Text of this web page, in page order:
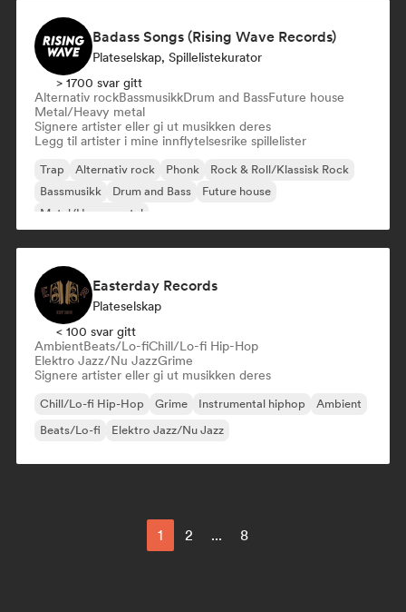
Badass Songs (Rising Wave Records)
Plateselskap, Spillelistekurator
> 1700 svar gitt
Alternativ rockBassmusikkDrum and BassFuture house
Metal/Heavy metal
Signere artister eller gi ut musikken deres
Legg til artister i mine innflytelsesrike spillelister
Trap Alternativ rock Phonk
Rock & Roll/Klassisk Rock
Bassmusikk
Drum and Bass
Future house
Metal/Heavy metal
Easterday Records
Plateselskap
< 100 svar gitt
AmbientBeats/Lo-fiChill/Lo-fi Hip-Hop
Elektro Jazz/Nu JazzGrime
Signere artister eller gi ut musikken deres
Chill/Lo-fi Hip-Hop Grime Instrumental hiphop
Ambient
Beats/Lo-fi
Elektro Jazz/Nu Jazz
1 2 ... 8